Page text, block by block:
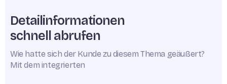
Detailinformationen
schnell abrufen
Wie hatte sich der Kunde zu diesem Thema geäußert?
Mit dem integrierten